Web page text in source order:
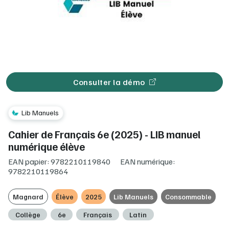
Consulter la démo
Lib Manuels
Cahier de Français 6e (2025) - LIB manuel
numérique élève
EAN papier: 9782210119840
EAN numérique:
9782210119864
Magnard Élève 2025 Lib Manuels Consommable
Collège 6e Français Latin